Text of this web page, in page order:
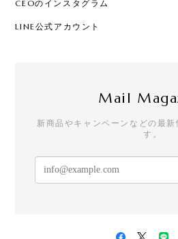
CEOのインスタグラム
LINE公式アカウント
Mail
新商品やキャンペーンなどの最新
す。